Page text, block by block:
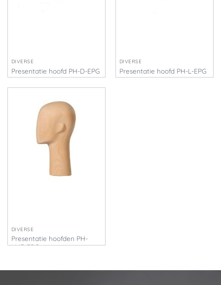
DIVERSE
Presentatie hoofd PH-D-EPG
€158,00
DIVERSE
Presentatie hoofd PH-L-EPG
€158,00
DIVERSE
Presentatie hoofden PH-
LMF-EPG